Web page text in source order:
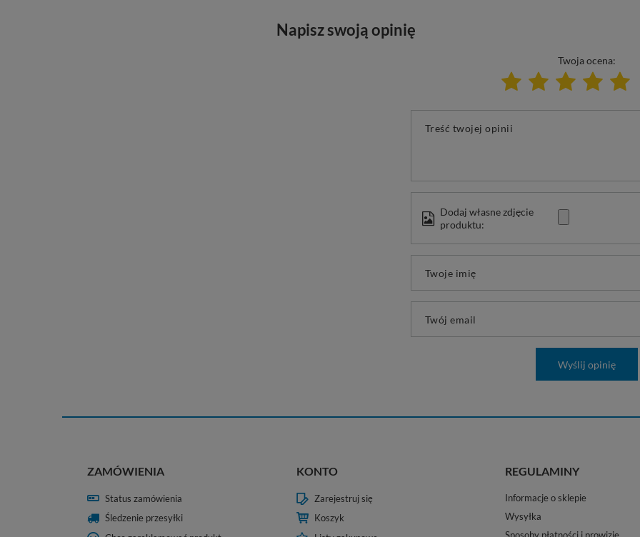
Napisz swoją opinię
Twoja ocena:
Treść twojej opinii
Dodaj własne zdjęcie
produktu:
Twoje imię
Twój email
Wyślij opinię
ZAMÓWIENIA
Status zamówienia
Śledzenie przesyłki
KONTO
Zarejestruj się
Koszyk
REGULAMINY
Informacje o sklepie
Wysyłka